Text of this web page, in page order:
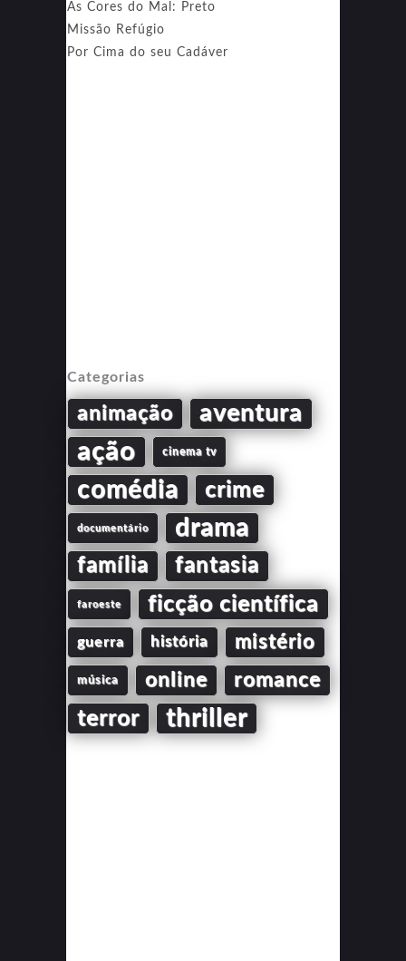
As Cores do Mal: Preto
Missão Refúgio
Por Cima do seu Cadáver
Categorias
animação aventura
ação cinema tv
comédia crime
documentário drama
família fantasia
faroeste ficção científica
guerra história mistério
música online romance
terror thriller